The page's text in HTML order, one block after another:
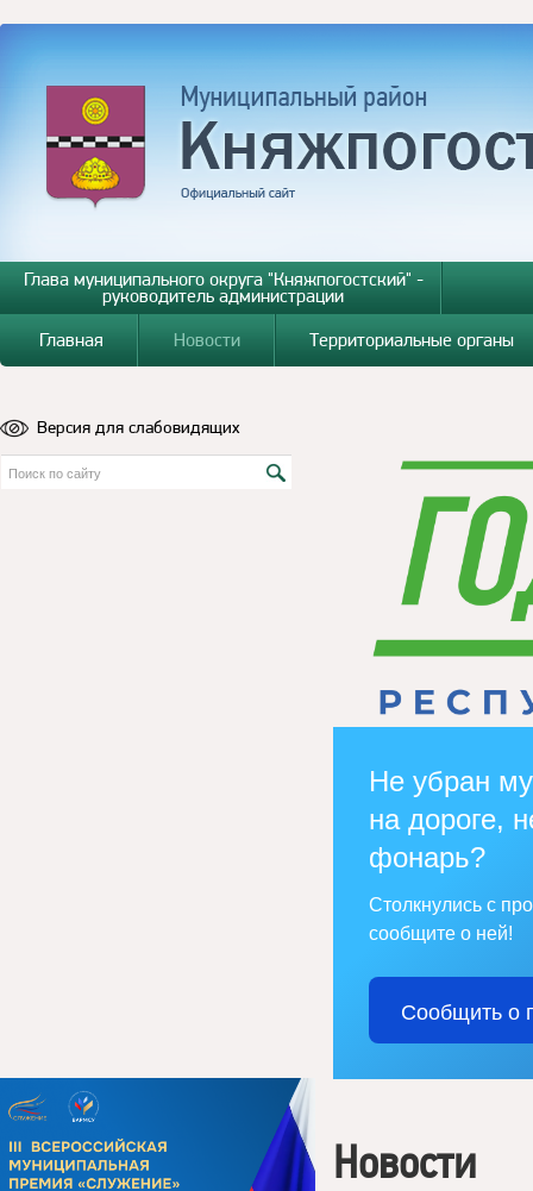
Глава муниципального округа "Княжпогостский" -
руководитель администрации
Главная
Новости Территориальные органы
Версия для слабовидящих
Не убран
на дороге,
фонарь?
Столкнулись с
сообщите о ней!
Сообщить о
Новости